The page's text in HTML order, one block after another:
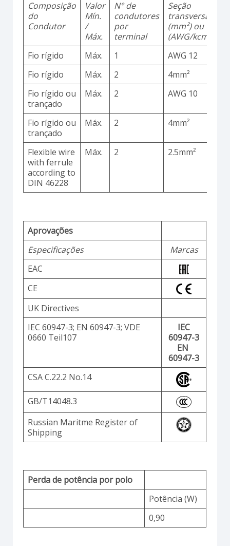
Composição
do
Condutor
Valor
Mín.
/
Máx.
N° de
condutores
por
terminal
Seção
transversal
(mm²) ou
(AWG/kcmil)
Fio rígido Máx. 1 AWG 12
Fio rígido
Máx. 2 4mm²
Fio rígido ou
trançado
Máx. 2 AWG 10
Fio rígido ou
trançado
Máx. 2 4mm²
Flexible wire
with ferrule
according to
DIN 46228
Máx. 2 2.5mm²
Aprovações
Especificações
Marcas
EAC
CE
UK Directives
IEC 60947-3; EN 60947-3; VDE
0660 Teil107
IEC
60947-3
EN
60947-3
CSA C.22.2 No.14
GB/T14048.3
Russian Maritme Register of
Shipping
Perda de potência por polo
Potência (W)
0,90